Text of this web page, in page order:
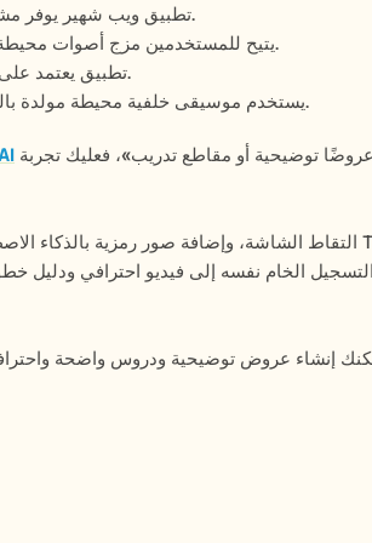
Noisli – تطبيق ويب شهير يوفر مشاهد صوتية محيطة قابلة للتخصيص من أجل التركيز والاسترخاء والإنتاجية.
A Soft Murmur – يتيح للمستخدمين مزج أصوات محيطة مثل المطر والرعد وفرقعة النار لإنشاء بيئات صوتية مخصصة.
Endel – تطبيق يعتمد على الذكاء الاصطناعي يولّد مشاهد صوتية متكيفة للاسترخاء والتركيز والنوم.
Brain.fm – يستخدم موسيقى خلفية محيطة مولدة بالذكاء الاصطناعي ومصممة لتحسين التركيز والاسترخاء والأداء الذهني.
توضيحية أو مقاطع تدريب»، فعليك تجربة